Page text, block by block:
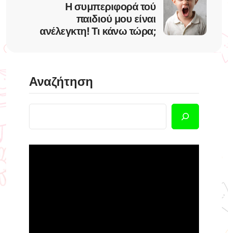
Η συμπεριφορά τού
παιδιού μου είναι
ανέλεγκτη! Τι κάνω τώρα;
Αναζήτηση